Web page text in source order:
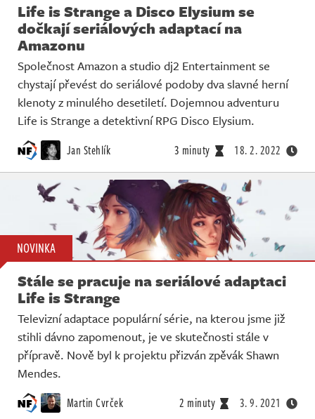
Life is Strange a Disco Elysium se
dočkají seriálových adaptací na
Amazonu
Společnost Amazon a studio dj2 Entertainment se
chystají převést do seriálové podoby dva slavné herní
klenoty z minulého desetiletí. Dojemnou adventuru
Life is Strange a detektivní RPG Disco Elysium.
Jan Stehlík 3 minuty 18. 2. 2022
NOVINKA
Stále se pracuje na seriálové adaptaci
Life is Strange
Televizní adaptace populární série, na kterou jsme již
stihli dávno zapomenout, je ve skutečnosti stále v
přípravě. Nově byl k projektu přizván zpěvák Shawn
Mendes.
Martin Cvrček 2 minuty 3. 9. 2021